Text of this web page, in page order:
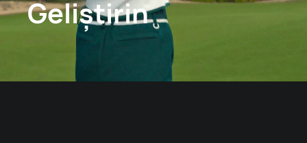
Geliştirin